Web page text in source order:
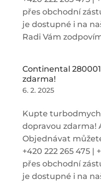
přes obchodní
je dostupné i na
Radi Vám
Continental
zdarma!
6. 2. 2025
Kupte
dopravou zdarma!
Objednávat
+420 222 265 475 |
přes obchodní
je dostupné i na